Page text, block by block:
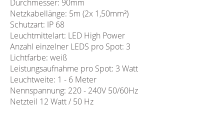
Durchmesser: 90mm
Netzkabellänge: 5m (2x 1,50mm²)
Schutzart: IP 68
Leuchtmittelart: LED High Power
Anzahl einzelner LEDS pro Spot: 3
Lichtfarbe: weiß
Leistungsaufnahme pro Spot: 3 Watt
Leuchtweite: 1 - 6 Meter
Nennspannung: 220 - 240V 50/60Hz
Netzteil 12 Watt / 50 Hz